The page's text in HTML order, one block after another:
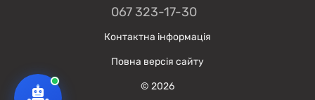
067 323-17-30
Контактна інформація
Повна версія сайту
© 2026